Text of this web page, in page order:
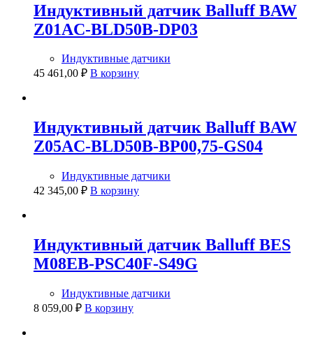
Индуктивный датчик Balluff BAW
Z01AC-BLD50B-DP03
Индуктивные датчики
45 461,00 ₽ В корзину
Индуктивный датчик Balluff BAW
Z05AC-BLD50B-BP00,75-GS04
Индуктивные датчики
42 345,00 ₽ В корзину
Индуктивный датчик Balluff BES
M08EB-PSC40F-S49G
Индуктивные датчики
8 059,00 ₽ В корзину